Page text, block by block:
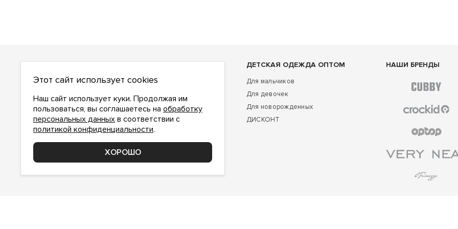
О НАС
О компании
Как сделать заказ
Условия работы
Доставка и оплата
Возврат
ДЕТСКАЯ ОДЕЖДА ОПТОМ
Для мальчиков
Для девочек
Для новорожденных
ДИСКОНТ
НАШИ БРЕНДЫ
Этот сайт использует cookies
Наш сайт использует куки. Продолжая им
пользоваться, вы соглашаетесь на обработку
персональных данных в соответствии с
политикой конфиденциальности.
ХОРОШО